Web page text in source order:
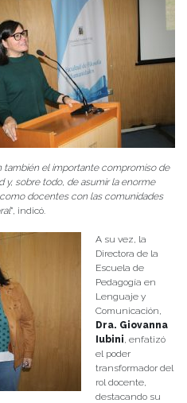
también el importante compromiso de
y, sobre todo, de asumir la enorme
docentes con las comunidades
”, indicó.
A su vez, la
Directora de la
Escuela de
Pedagogía en
Lenguaje y
Comunicación,
Dra. Giovanna
Iubini , enfatizó
el poder
transformador del
rol docente,
destacando su